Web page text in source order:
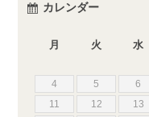
カレンダー
月
火 水
4
5 6
11
12 13